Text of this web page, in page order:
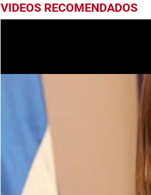
VIDEOS RECOMENDADOS